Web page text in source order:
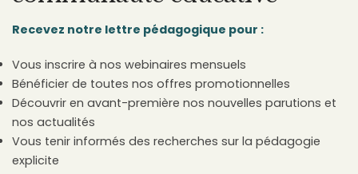
Recevez notre lettre pédagogique pour :
Vous inscrire à nos webinaires mensuels
Bénéficier de toutes nos offres promotionnelles
Découvrir en avant-première nos nouvelles parutions et
nos actualités
Vous tenir informés des recherches sur la pédagogie
explicite